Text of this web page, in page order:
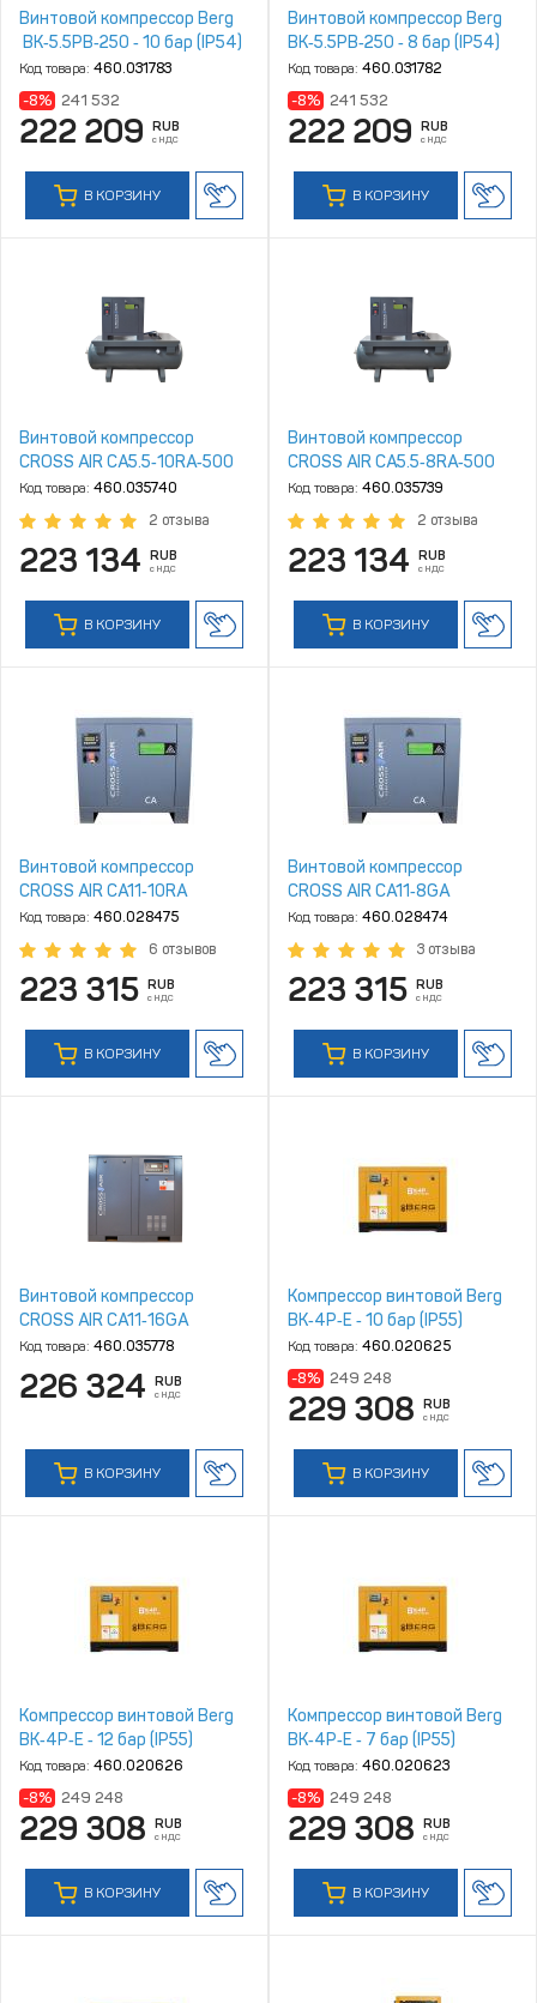
Винтовой компрессор Berg
ВК‑5.5РВ‑250 ‑ 10 бар (IP54)
Код товара: 460.031783
-8% 241 532
222 209 RUB
с НДС
В КОРЗИНУ
Винтовой компрессор Berg
ВК‑5.5РВ‑250 ‑ 8 бар (IP54)
Код товара: 460.031782
-8% 241 532
222 209 RUB
с НДС
В КОРЗИНУ
Винтовой компрессор
CROSS AIR CA5.5‑10RA‑500
Код товара: 460.035740
2 отзыва
223 134 RUB
с НДС
В КОРЗИНУ
Винтовой компрессор
CROSS AIR CA5.5‑8RA‑500
Код товара: 460.035739
2 отзыва
223 134 RUB
с НДС
В КОРЗИНУ
Винтовой компрессор
CROSS AIR CA11‑10RA
Код товара: 460.028475
6 отзывов
223 315 RUB
с НДС
В КОРЗИНУ
Винтовой компрессор
CROSS AIR CA11‑8GA
Код товара: 460.028474
3 отзыва
223 315 RUB
с НДС
В КОРЗИНУ
Винтовой компрессор
CROSS AIR CA11‑16GA
Код товара: 460.035778
226 324 RUB
с НДС
В КОРЗИНУ
Компрессор винтовой Berg
ВК‑4Р‑Е ‑ 10 бар (IP55)
Код товара: 460.020625
-8% 249 248
229 308 RUB
с НДС
В КОРЗИНУ
Компрессор винтовой Berg
ВК‑4Р‑Е ‑ 12 бар (IP55)
Код товара: 460.020626
-8% 249 248
229 308 RUB
с НДС
В КОРЗИНУ
Компрессор винтовой Berg
ВК‑4Р‑Е ‑ 7 бар (IP55)
Код товара: 460.020623
-8% 249 248
229 308 RUB
с НДС
В КОРЗИНУ